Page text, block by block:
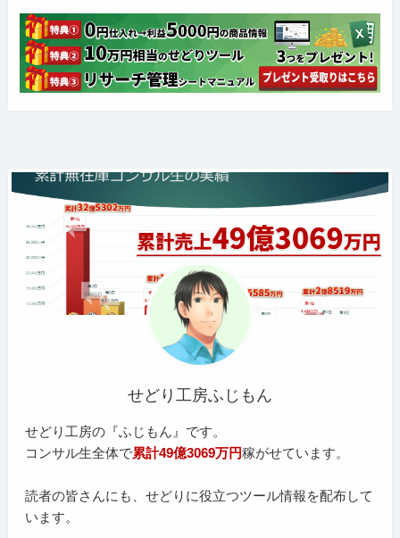
せどり工房ふじもん
せどり工房の『ふじもん』です。
コンサル生全体で累計49億3069万円稼がせています。
読者の皆さんにも、せどりに役立つツール情報を配布して
います。